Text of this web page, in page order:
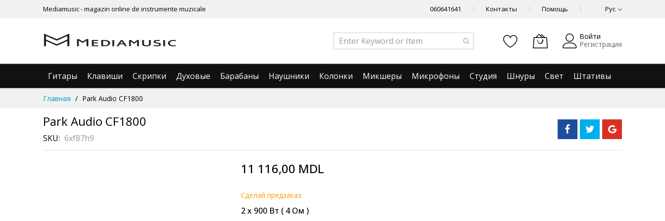
Mediamusic - magazin online de instrumente muzicale 060641641 Контакты Помощь Рус
Войти
Регистрация
Гитары Клавиши Скрипки Духовые Барабаны Наушники Колонки Микшеры Микрофоны Студия Шнуры Свет
Штативы
Главная Park Audio CF1800
Park Audio CF1800
SKU 6xf87h9
11 116,00 MDL
Cделай предзаказ
2 х 900 Вт ( 4 Ом )